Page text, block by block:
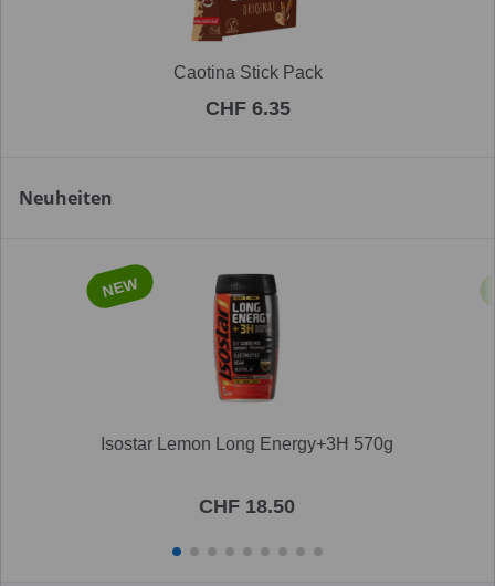
Caotina Stick Pack
CHF 6.35
Neuheiten
NEW
Isostar Lemon Long Energy+3H 570g
CHF 18.50